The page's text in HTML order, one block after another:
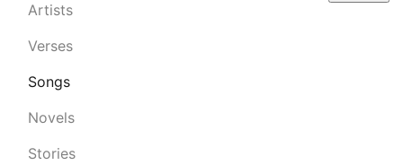
Artists
Verses
Songs
Novels
Stories